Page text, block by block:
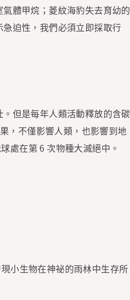
體甲烷；菱紋海豹失去育幼的
迫性，我們必須立即採取行
但是每年人類活動釋放的含碳
，不僅影響人類，也影響到地
處在第 6 次物種大滅絕中。
小生物在神祕的雨林中生存所